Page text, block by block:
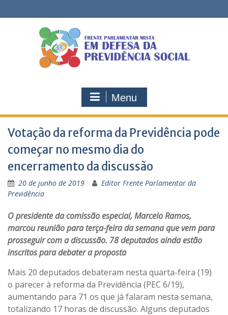
to
Menu
Votação da reforma da Previdência pode
começar no mesmo dia do
encerramento da discussão
20 de junho de 2019
Editor Frente Parlamentar da
Previdência
O presidente da comissão especial, Marcelo Ramos,
marcou reunião para terça-feira da semana que vem para
prosseguir com a discussão. 78 deputados ainda estão
inscritos para debater a proposta
Mais 20 deputados debateram nesta quarta-feira (19)
o parecer à reforma da Previdência (PEC 6/19),
aumentando para 71 os que já falaram nesta semana,
totalizando 17 horas de discussão. Alguns deputados